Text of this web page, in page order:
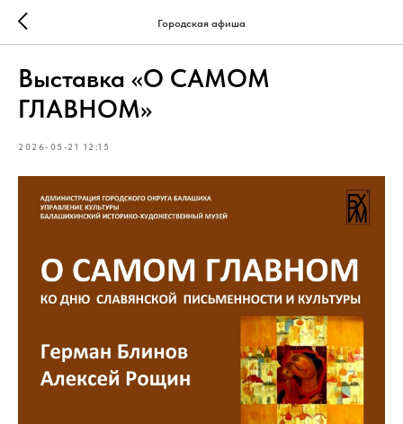
Городская афиша
Выставка «О САМОМ
ГЛАВНОМ»
2026-05-21 12:15